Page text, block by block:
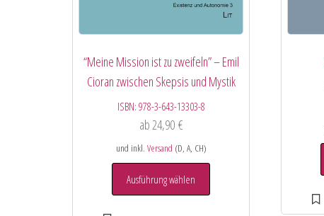
“Meine Mission ist zu zweifeln” – Emil
Cioran zwischen Skepsis und Mystik
ISBN: 978-3-643-13303-8
ab 24,90 €
und inkl. Versand (D, A, CH)
Ausführung wählen